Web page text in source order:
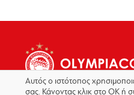
Αυτός ο ιστότοπος
σας. Κάνοντας κλικ στο OK ή